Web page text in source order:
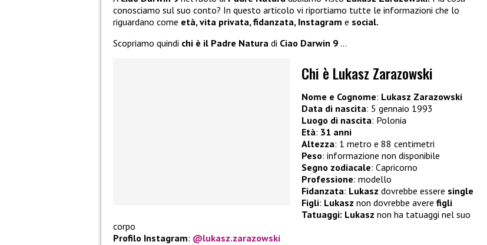
conosciamo sul suo conto? In questo articolo vi riportiamo tutte le informazioni che lo
riguardano come età, vita privata, fidanzata, Instagram e social.
Scopriamo quindi chi è il Padre Natura di Ciao Darwin 9 …
Chi è Lukasz Zarazowski
Nome e Cognome: Lukasz Zarazowski
Data di nascita: 5 gennaio 1993
Luogo di nascita: Polonia
Età: 31 anni
Altezza: 1 metro e 88 centimetri
Peso: informazione non disponibile
Segno zodiacale: Capricorno
Professione: modello
Fidanzata: Lukasz dovrebbe essere single
Figli: Lukasz non dovrebbe avere figli
Tatuaggi: Lukasz non ha tatuaggi nel suo
corpo
Profilo Instagram: @lukasz.zarazowski